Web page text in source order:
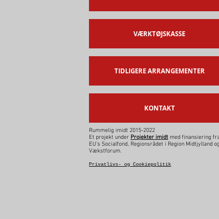
VÆRKTØJSKASSE
TIDLIGERE ARRANGEMENTER
KONTAKT
Rummelig imidt 2015-2022
Et projekt under Projekter imidt med finansiering
EU's Socialfond, Regionsrådet i Region Midtjylland
Vækstforum.
Privatlivs- og Cookiepolitik